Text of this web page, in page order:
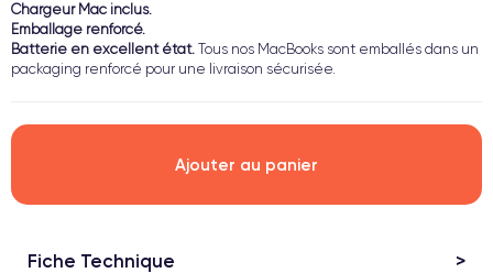
Chargeur Mac inclus.
Emballage renforcé.
Batterie en excellent état. Tous nos MacBooks sont emballés dans un
packaging renforcé pour une livraison sécurisée.
Ajouter au panier
Fiche Technique